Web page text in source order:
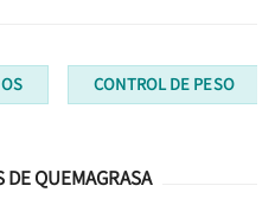
CONTROL DE PESO
DE QUEMAGRASA